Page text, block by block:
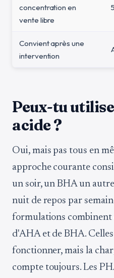
concentration en
vente libre
Convient après une
intervention
Peux-tu
acide ?
Oui, mais pas tous en
approche courante
un soir, un BHA un
nuit de repos par
formulations combinent
d'AHA et de BHA.
fonctionner, mais la
compte toujours. Les